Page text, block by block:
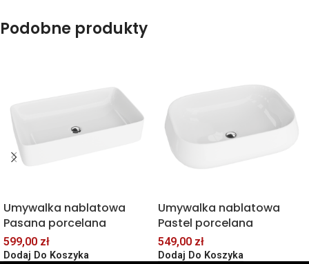
Podobne produkty
Umywalka nablatowa
Pasana porcelana
599,00 zł
Dodaj Do Koszyka
Umywalka nablatowa
Pastel porcelana
549,00 zł
Dodaj Do Koszyka